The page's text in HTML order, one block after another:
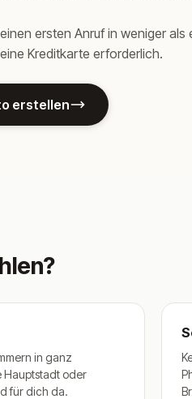
ersten Anruf in weniger als
Kreditkarte erforderlich.
erstellen
in ganz
Hauptstadt oder
für dich da.